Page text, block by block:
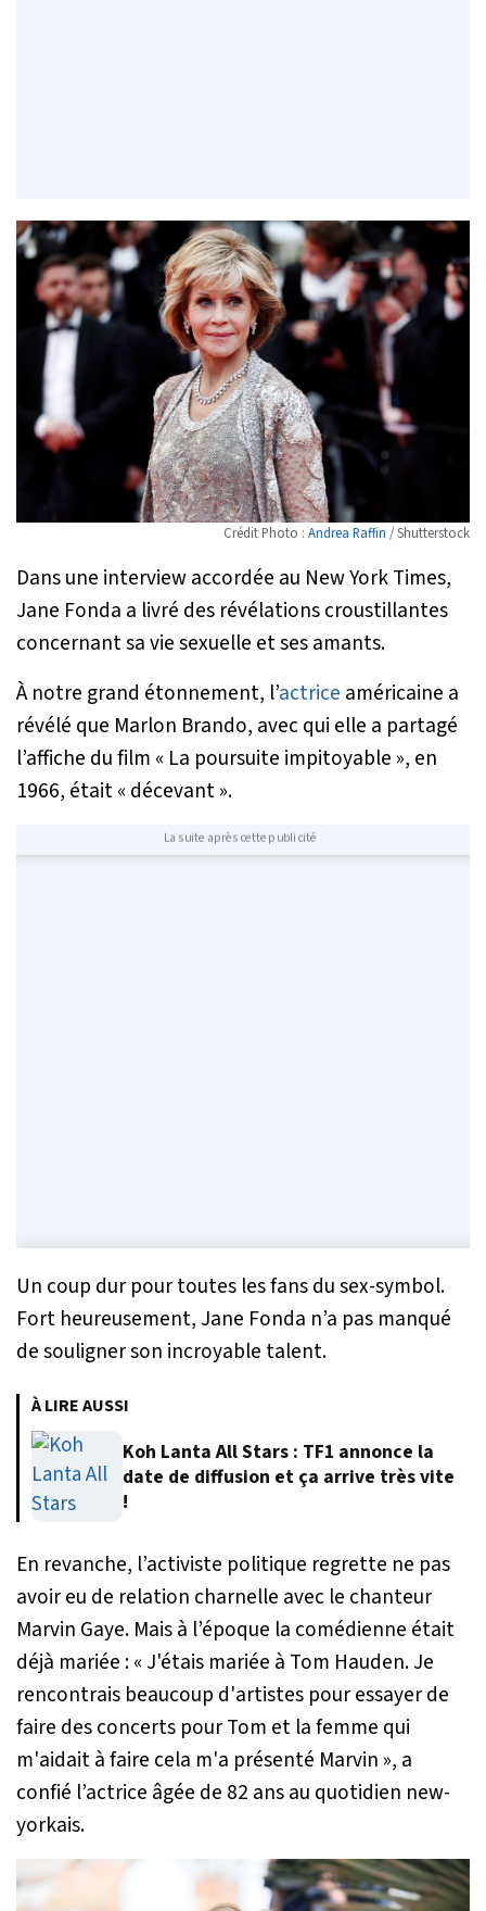
Crédit Photo : Andrea Raffin / Shutterstock
Dans une interview accordée au New York Times,
Jane Fonda a livré des révélations croustillantes
concernant sa vie sexuelle et ses amants.
À notre grand étonnement, l’actrice américaine a
révélé que Marlon Brando, avec qui elle a partagé
l’affiche du film « La poursuite impitoyable », en
1966, était« décevant ».
La suite après cette publicité
Un coup dur pour toutes les fans du sex-symbol.
Fort heureusement, Jane Fonda n’a pas manqué
de souligner son incroyable talent.
À LIRE AUSSI
Koh Lanta All Stars : TF1 annonce la
date de diffusion et ça arrive très vite
!
En revanche, l’activiste politique regrette ne pas
avoir eu de relation charnelle avec le chanteur
Marvin Gaye. Mais à l’époque la comédienne était
déjà mariée :« J'étais mariée à Tom Hauden. Je
rencontrais beaucoup d'artistes pour essayer de
faire des concerts pour Tom et la femme qui
m'aidait à faire cela m'a présenté Marvin », a
confié l’actrice âgée de 82 ans au quotidien new-
yorkais.